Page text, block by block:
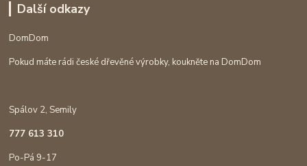
Další odkazy
DomDom
Pokud máte rádi české dřevěné výrobky, koukněte na DomDom
Spálov 2, Semily
777 613 310
Po-Pá 9-17